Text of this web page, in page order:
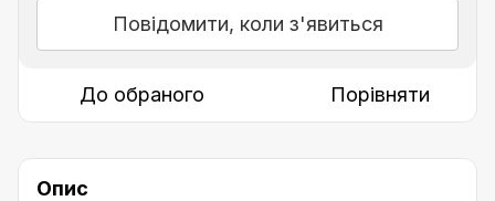
Повідомити, коли з'явиться
До обраного Порівняти
Опис